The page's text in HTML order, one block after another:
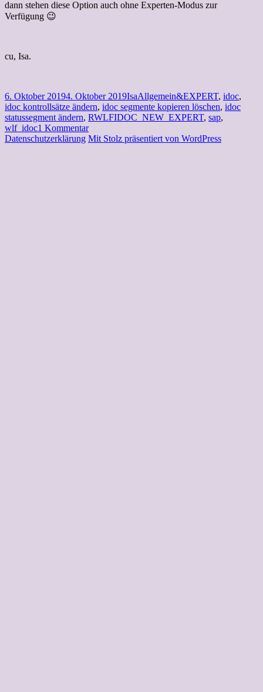
dann stehen diese Option auch ohne Experten-Modus zur
Verfügung 😉
cu, Isa.
Veröffentlicht
am
6. Oktober 20194. Oktober 2019Autor
IsaKategorien
AllgemeinSchlagwörter
&EXPERT, idoc,
idoc kontrollsätze ändern, idoc segmente kopieren löschen, idoc
statussegment ändern, RWLFIDOC_NEW_EXPERT, sap,
wlf_idoc1 Kommentarzu
SAP
Datenschutzerklärung Mit Stolz präsentiert von WordPress